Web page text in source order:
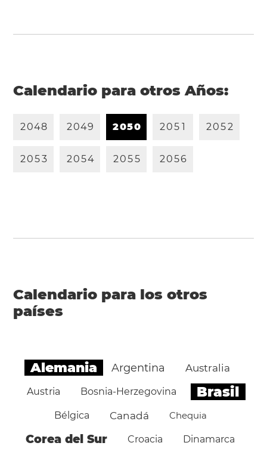
Calendario para otros Años:
2048 2049 2050 205 1 2052
2053 2054 2055 2056
Calendario para los otros
países
Alemania Argentina Australia
Austria Bosnia-Herzegovina Brasil
Bélgica Canadá Chequia
Corea del Sur Croacia Dinamarca